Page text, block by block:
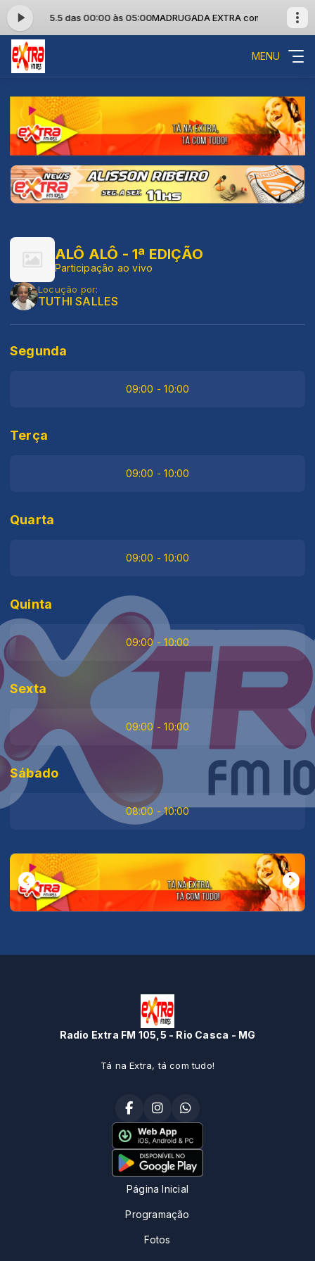
FM 105.5 das 00:00 às 05:00MADRUGADA EXTRA com EXTRA FM
MENU
ALÔ ALÔ - 1ª EDIÇÃO
Participação ao vivo
Locução por:
TUTHI SALLES
Segunda
09:00 - 10:00
Terça
09:00 - 10:00
Quarta
09:00 - 10:00
Quinta
09:00 - 10:00
Sexta
09:00 - 10:00
Sábado
08:00 - 10:00
Radio Extra FM 105,5 - Rio Casca - MG
Tá na Extra, tá com tudo!
Página Inicial
Programação
Fotos